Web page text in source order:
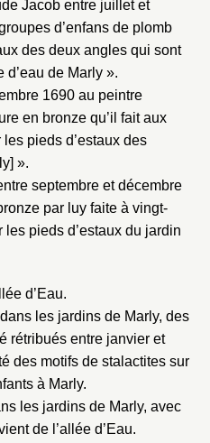
Jacob entre juillet et
d’enfans de plomb
des deux angles qui sont
de Marly ».
1690 au peintre
en bronze qu’il fait aux
pieds d’estaux des
».
septembre et décembre
par luy faite à vingt-
les pieds d’estaux du jardin
d’Eau.
les jardins de Marly, des
rétribués entre janvier et
des motifs de stalactites sur
à Marly.
les jardins de Marly, avec
de l’allée d’Eau.
Créer un compte
?